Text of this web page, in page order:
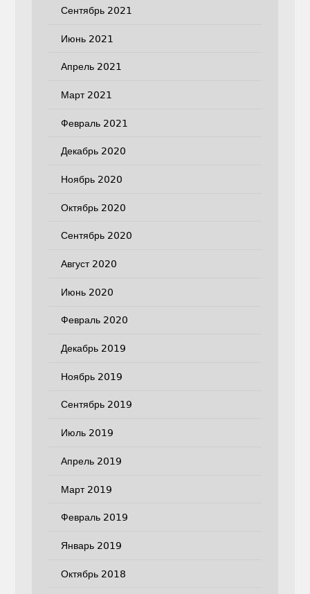
Сентябрь 2021
Июнь 2021
Апрель 2021
Март 2021
Февраль 2021
Декабрь 2020
Ноябрь 2020
Октябрь 2020
Сентябрь 2020
Август 2020
Июнь 2020
Февраль 2020
Декабрь 2019
Ноябрь 2019
Сентябрь 2019
Июль 2019
Апрель 2019
Март 2019
Февраль 2019
Январь 2019
Октябрь 2018